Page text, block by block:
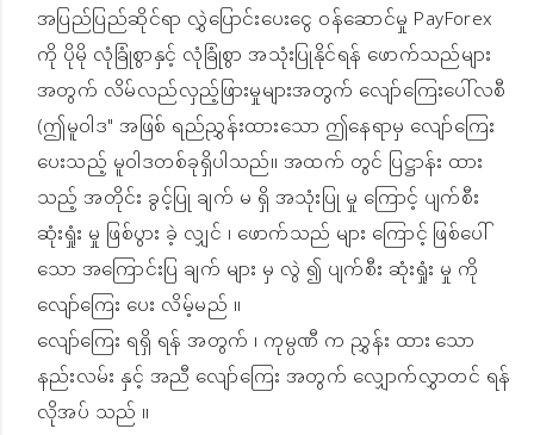
အပြည်ပြည်ဆိုင်ရာ လွှဲပြောင်းပေးငွေ ဝန်ဆောင်မှု PayForex
ကို ပိုမို လုံခြုံစွာနှင့် လုံခြုံစွာ အသုံးပြုနိုင်ရန် ဖောက်သည်များ
အတွက် လိမ်လည်လှည့်ဖြားမှုများအတွက် လျော်ကြေးပေါ်လစီ
(ဤမူဝါဒ" အဖြစ် ရည်ညွှန်းထားသော ဤနေရာမှ လျော်ကြေး
ပေးသည့် မူဝါဒတစ်ခုရှိပါသည်။ အထက် တွင် ပြဋ္ဌာန်း ထား
သည့် အတိုင်း ခွင့်ပြု ချက် မ ရှိ အသုံးပြု မှု ကြောင့် ပျက်စီး
ဆုံးရှုံး မှု ဖြစ်ပွား ခဲ့ လျှင် ၊ ဖောက်သည် များ ကြောင့် ဖြစ်ပေါ်
သော အကြောင်းပြ ချက် များ မှ လွဲ ၍ ပျက်စီး ဆုံးရှုံး မှု ကို
လျော်ကြေး ပေး လိမ့်မည် ။
လျော်ကြေး ရရှိ ရန် အတွက် ၊ ကုမ္ပဏီ က ညွှန်း ထား သော
နည်းလမ်း နှင့် အညီ လျော်ကြေး အတွက် လျှောက်လွှာတင် ရန်
လိုအပ် သည် ။